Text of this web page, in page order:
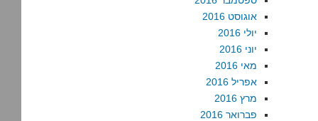
אוגוסט 2016
יולי 2016
יוני 2016
מאי 2016
אפריל 2016
מרץ 2016
פברואר 2016